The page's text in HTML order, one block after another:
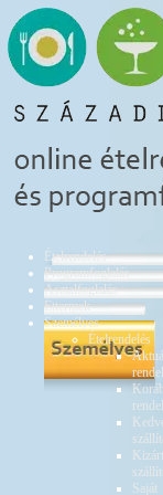
Ételrendelés
Programfoglalás
Asztalfoglalás
Éttermek
Személyes
Ételrendelés
Kizárt
Saját